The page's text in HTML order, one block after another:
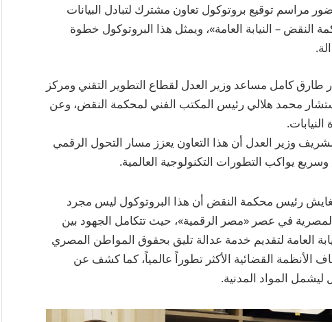
مراسم توقيع بروتوكول تعاون مشترك لتبادل البيانات
النقض – النيابة العامة»، ويمثل هذا البروتوكول خطوة
طارق كامل مساعد وزير العدل لقطاع التطوير التقني ومركز
محمد هلالي رئيس المكتب الفني لمحكمة النقض، وعن
وزير العدل أن هذا التعاون يعزز مسار التحول الرقمي
يواكب التطورات التكنولوجية العالمية.
رئيس محكمة النقض أن هذا البروتوكول ليس مجرد
المصرية في عصر «مصر الرقمية»، حيث تتكامل الجهود بين
العامة لتقديم خدمة عدالة تليق بحقوق المواطن المصري
القضائية الأكثر تطوراً عالمياً، كما كشف عن
المواد المدنية.